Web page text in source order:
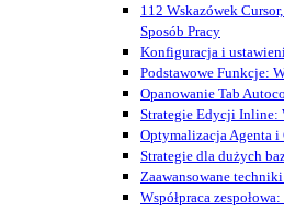
112 Wskazówek
Sposób Pracy
Konfiguracja i
Podstawowe Funkcje:
Opanowanie Tab
Strategie Edycji Inline:
Optymalizacja Agenta
Strategie dla dużych
Zaawansowane
Współpraca